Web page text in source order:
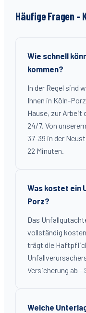
Häufige Fragen
Wie schnell
kommen?
In der Regel sind
Ihnen in Köln-
Hause, zur Arbeit
24/7. Von
37-39 in der
22 Minuten.
Was kostet ein
Porz?
Das
vollständig
trägt die
Versicherung ab
Welche